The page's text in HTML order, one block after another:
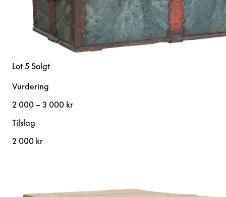
Lot 5 Solgt
Vurdering
2 000 – 3 000 kr
Tilslag
2 000 kr